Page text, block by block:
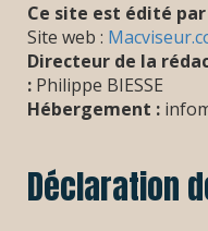
Ce site est édité par
Site web :
Directeur de la
: Philippe BIESSE
Hébergement :
Déclaration